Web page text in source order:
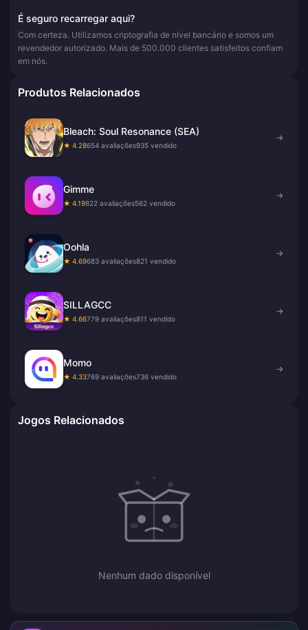
É seguro recarregar aqui?
Com certeza. Utilizamos criptografia de nível bancário e somos um
revendedor autorizado. Mais de 500.000 clientes satisfeitos confiam
em nós.
Produtos Relacionados
Bleach: Soul Resonance (SEA)
★ 4.28654 avaliações935 vendido
→
Gimme
★ 4.19822 avaliações562 vendido
→
Oohla
★ 4.69683 avaliações821 vendido
→
SILLAGCC
★ 4.66779 avaliações811 vendido
→
Momo
★ 4.33769 avaliações736 vendido
→
Jogos Relacionados
Nenhum dado disponível